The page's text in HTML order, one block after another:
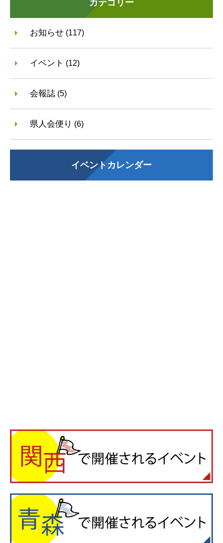
カテゴリー
お知らせ (117)
イベント (12)
会報誌 (5)
県人会便り (6)
イベントカレンダー